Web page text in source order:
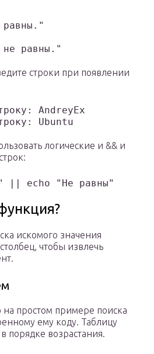
равны."
строки при появлении
AndreyEx
Ubuntu
логические и && и
|| echo "Не равны"
искомого значения
чтобы извлечь
простом примере поиска
ему коду. Таблицу
порядке возрастания.